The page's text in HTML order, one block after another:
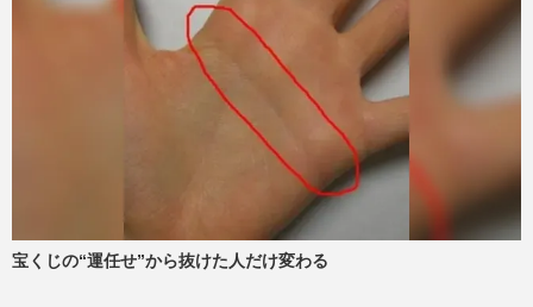
宝くじの“運任せ”から抜けた人だけ変わる